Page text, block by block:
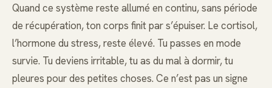
Quand ce système reste allumé en continu, sans période
de récupération, ton corps finit par s’épuiser. Le cortisol,
l’hormone du stress, reste élevé. Tu passes en mode
survie. Tu deviens irritable, tu as du mal à dormir, tu
pleures pour des petites choses. Ce n’est pas un signe